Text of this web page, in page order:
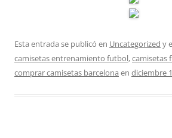
Esta entrada se publicó en Uncategorized y
camisetas entrenamiento futbol,camisetas
comprar camisetas barcelona en diciembre